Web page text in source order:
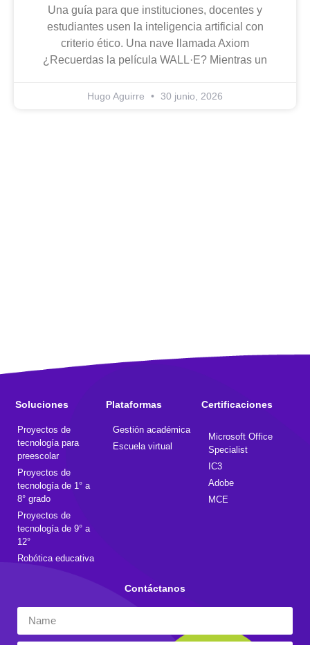
Una guía para que instituciones, docentes y
estudiantes usen la inteligencia artificial con
criterio ético. Una nave llamada Axiom
¿Recuerdas la película WALL·E? Mientras un
Hugo Aguirre 30 junio, 2026
Soluciones
Proyectos de
tecnología para
preescolar
Proyectos de
tecnología de 1° a
8° grado
Proyectos de
tecnología de 9° a
12°
Robótica educativa
Plataformas
Gestión académica
Escuela virtual
Certificaciones
Microsoft Office
Specialist
IC3
Adobe
MCE
Contáctanos